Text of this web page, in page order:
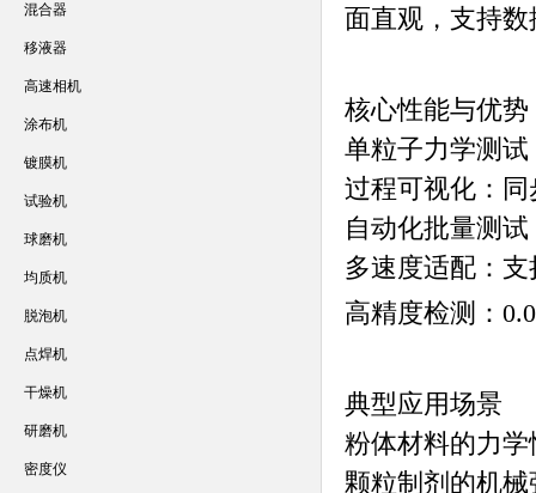
面直观，支持
核心性能与优势
单粒子力学测试
过程可视化：
自动化批量测
多速度适配：
高精度检测：
典型应用场景
粉体材料的力
颗粒制剂的机
混合器
移液器
高速相机
涂布机
镀膜机
试验机
球磨机
均质机
脱泡机
点焊机
干燥机
研磨机
密度仪